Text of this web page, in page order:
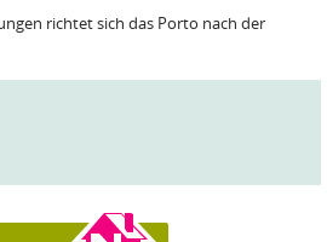
richtet sich das Porto nach der